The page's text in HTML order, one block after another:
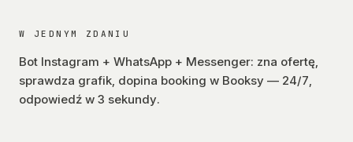
W JEDNYM ZDANIU
Bot Instagram + WhatsApp + Messenger: zna ofertę,
sprawdza grafik, dopina booking w Booksy — 24/7,
odpowiedź w 3 sekundy.